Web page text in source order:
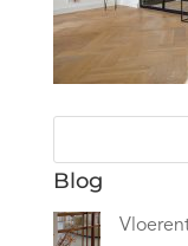
Blog